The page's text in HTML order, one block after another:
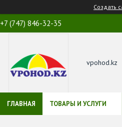
Создать
+7 (747) 846-32-35
vpohod.kz
ГЛАВНАЯ ТОВАРЫ И УСЛУГИ